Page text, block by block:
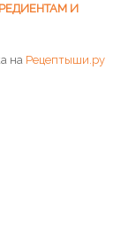
И
на Рецептыши.ру